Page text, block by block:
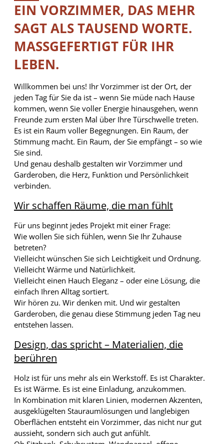
EIN VORZIMMER, DAS MEHR
SAGT ALS TAUSEND WORTE.
MASSGEFERTIGT FÜR IHR L
EBEN.
Willkommen bei uns! Ihr Vorzimmer ist der Ort, der
jeden Tag für Sie da ist – wenn Sie müde nach Hause
kommen, wenn Sie voller Energie hinausgehen, wenn
Freunde zum ersten Mal über Ihre Türschwelle treten.
Es ist ein Raum voller Begegnungen. Ein Raum, der
Stimmung macht. Ein Raum, der Sie empfängt – so wie
Sie sind.
Und genau deshalb gestalten wir Vorzimmer und
Garderoben, die Herz, Funktion und Persönlichkeit
verbinden.
Wir schaffen Räume, die man fühlt
Für uns beginnt jedes Projekt mit einer Frage:
Wie wollen Sie sich fühlen, wenn Sie Ihr Zuhause
betreten?
Vielleicht wünschen Sie sich Leichtigkeit und Ordnung.
Vielleicht Wärme und Natürlichkeit.
Vielleicht einen Hauch Eleganz – oder eine Lösung, die
einfach Ihren Alltag sortiert.
Wir hören zu. Wir denken mit. Und wir gestalten
Garderoben, die genau diese Stimmung jeden Tag neu
entstehen lassen.
Design, das spricht – Materialien, die
berühren
Holz ist für uns mehr als ein Werkstoff. Es ist Charakter.
Es ist Wärme. Es ist eine Einladung, anzukommen.
In Kombination mit klaren Linien, modernen Akzenten,
ausgeklügelten Stauraumlösungen und langlebigen
Oberflächen entsteht ein Vorzimmer, das nicht nur gut
aussieht, sondern sich auch gut anfühlt.